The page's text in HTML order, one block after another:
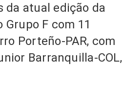
da atual edição da
F com 11
Porteño-PAR, com
Barranquilla-COL,